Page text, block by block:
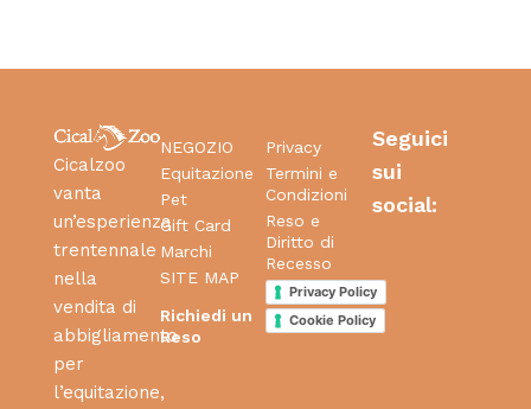
Cicalzoo
vanta
un’esperienza
trentennale
nella
vendita di
abbigliamento
per
l’equitazione,
NEGOZIO
Equitazione
Pet
Gift Card
Marchi
SITE MAP
Richiedi un
Reso
Privacy
Termini e
Condizioni
Reso e
Diritto di
Recesso
Privacy Policy
Cookie Policy
Seguici
sui
social: